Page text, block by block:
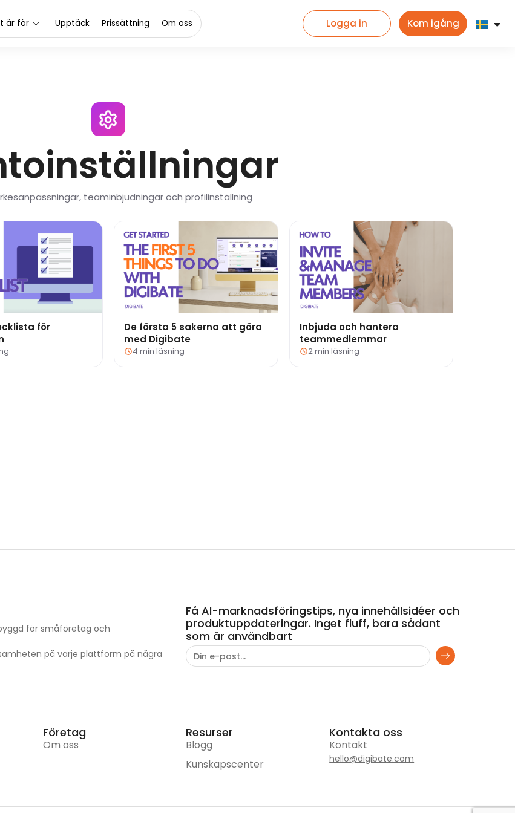
är för Upptäck Prissättning Om oss Logga in Kom igång
teaminbjudningar och profilinställning
för
De första 5 sakerna att göra
med Digibate
4 min läsning
Inbjuda och hantera
teammedlemmar
2 min läsning
för småföretag och
på varje plattform på några
Få AI-marknadsföringstips, nya innehållsidéer och
produktuppdateringar. Inget fluff, bara sådant
som är användbart
Företag
Om oss
Resurser
Blogg
Kunskapscenter
Kontakta oss
Kontakt
hello@digibate.com